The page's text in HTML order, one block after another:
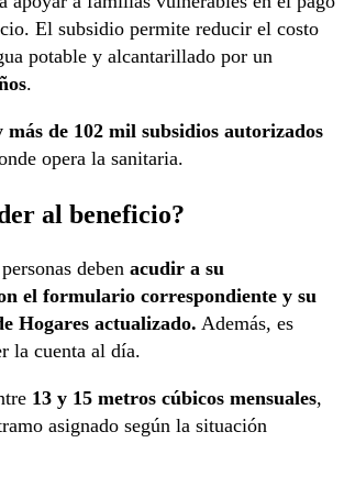
El subsidio permite reducir el costo
potable y alcantarillado por un
.
más de 102 mil subsidios autorizados
opera la sanitaria.
al beneficio?
deben acudir a su
el formulario correspondiente y su
Hogares actualizado. Además, es
la cuenta al día.
13 y 15 metros cúbicos mensuales,
asignado según la situación